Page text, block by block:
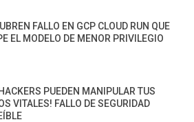
FALLO EN GCP CLOUD RUN QUE
EL MODELO DE MENOR PRIVILEGIO
PUEDEN MANIPULAR TUS
VITALES! FALLO DE SEGURIDAD